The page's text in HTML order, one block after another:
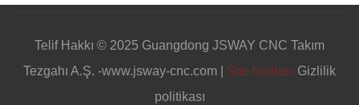
Telif Hakkı © 2025 Guangdong JSWAY CNC Takım
Tezgahı A.Ş. -www.jsway-cnc.com |
Site haritası Gizlilik
politikası